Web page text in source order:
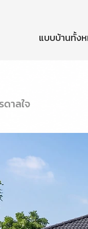
แบบบ้านทั้ง
าลใจ